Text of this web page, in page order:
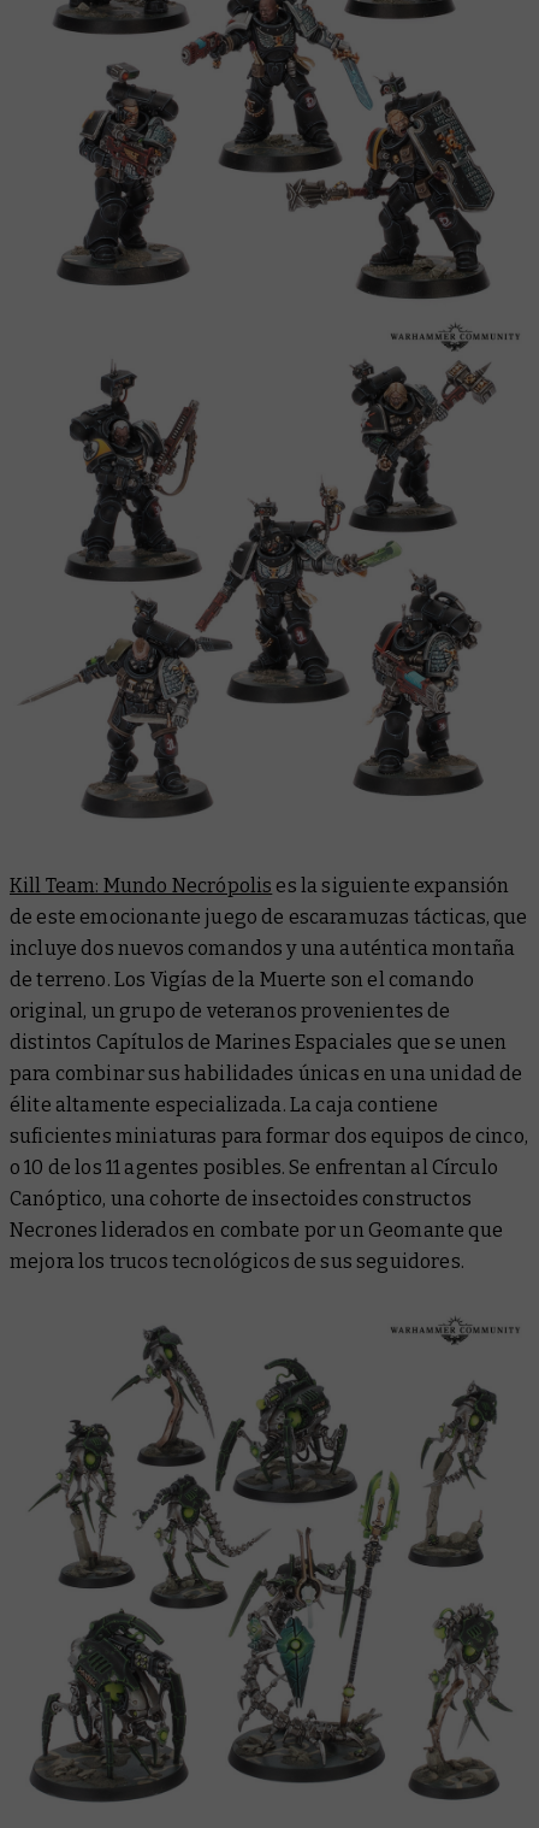
Kill Team: Mundo Necrópolis es la siguiente expansión
de este emocionante juego de escaramuzas tácticas, que
incluye dos nuevos comandos y una auténtica montaña
de terreno. Los Vigías de la Muerte son el comando
original, un grupo de veteranos provenientes de
distintos Capítulos de Marines Espaciales que se unen
para combinar sus habilidades únicas en una unidad de
élite altamente especializada. La caja contiene
suficientes miniaturas para formar dos equipos de cinco,
o 10 de los 11 agentes posibles. Se enfrentan al Círculo
Canóptico, una cohorte de insectoides constructos
Necrones liderados en combate por un Geomante que
mejora los trucos tecnológicos de sus seguidores.